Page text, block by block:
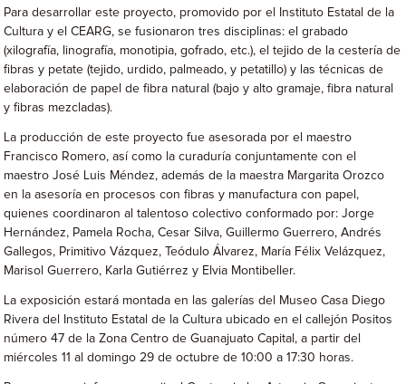
Para desarrollar este proyecto, promovido por el Instituto Estatal de la
Cultura y el CEARG, se fusionaron tres disciplinas: el grabado
(xilografía, linografía, monotipia, gofrado, etc.), el tejido de la cestería de
fibras y petate (tejido, urdido, palmeado, y petatillo) y las técnicas de
elaboración de papel de fibra natural (bajo y alto gramaje, fibra natural
y fibras mezcladas).
La producción de este proyecto fue asesorada por el maestro
Francisco Romero, así como la curaduría conjuntamente con el
maestro José Luis Méndez, además de la maestra Margarita Orozco
en la asesoría en procesos con fibras y manufactura con papel,
quienes coordinaron al talentoso colectivo conformado por: Jorge
Hernández, Pamela Rocha, Cesar Silva, Guillermo Guerrero, Andrés
Gallegos, Primitivo Vázquez, Teódulo Álvarez, María Félix Velázquez,
Marisol Guerrero, Karla Gutiérrez y Elvia Montibeller.
La exposición estará montada en las galerías del Museo Casa Diego
Rivera del Instituto Estatal de la Cultura ubicado en el callejón Positos
número 47 de la Zona Centro de Guanajuato Capital, a partir del
miércoles 11 al domingo 29 de octubre de 10:00 a 17:30 horas.